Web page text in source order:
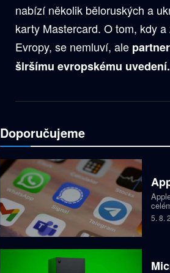
nabízí několik běloruských a
karty Mastercard. O tom, kdy
Evropy, se nemluví, ale
širšímu evropskému uvedení.
Doporučujeme
dětí,
5. 8.